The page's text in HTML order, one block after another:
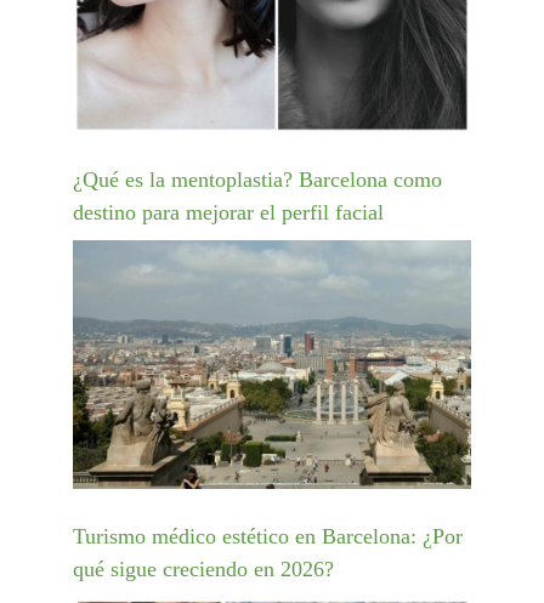
¿Qué es la mentoplastia? Barcelona como
destino para mejorar el perfil facial
Turismo médico estético en Barcelona: ¿Por
qué sigue creciendo en 2026?